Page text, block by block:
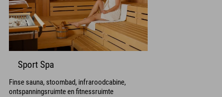
Sport Spa
Finse sauna, stoombad, infraroodcabine,
ontspanningsruimte en fitnessruimte